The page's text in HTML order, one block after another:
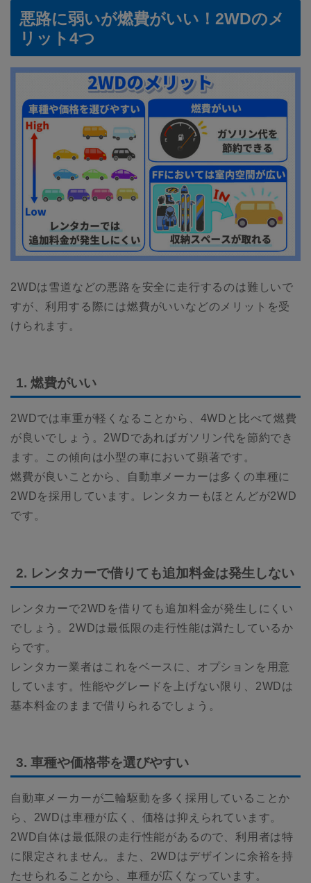
悪路に弱いが燃費がいい！2WDのメ
リット4つ
2WDは雪道などの悪路を安全に走行するのは難しいで
すが、利用する際には燃費がいいなどのメリットを受
けられます。
1. 燃費がいい
2WDでは車重が軽くなることから、4WDと比べて燃費
が良いでしょう。2WDであればガソリン代を節約でき
ます。この傾向は小型の車において顕著です。
燃費が良いことから、自動車メーカーは多くの車種に
2WDを採用しています。レンタカーもほとんどが2WD
です。
2. レンタカーで借りても追加料金は発生しない
レンタカーで2WDを借りても追加料金が発生しにくい
でしょう。2WDは最低限の走行性能は満たしているか
らです。
レンタカー業者はこれをベースに、オプションを用意
しています。性能やグレードを上げない限り、2WDは
基本料金のままで借りられるでしょう。
3. 車種や価格帯を選びやすい
自動車メーカーが二輪駆動を多く採用していることか
ら、2WDは車種が広く、価格は抑えられています。
2WD自体は最低限の走行性能があるので、利用者は特
に限定されません。また、2WDはデザインに余裕を持
たせられることから、車種が広くなっています。